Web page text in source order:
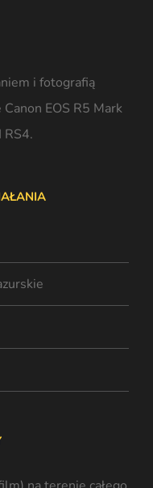
i fotografią
EOS R5 Mark
RS4.